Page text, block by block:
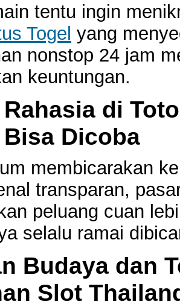
tentu ingin
Togel yang
nonstop 24 jam
keuntungan.
di
Dicoba
membicarakan
transparan,
peluang cuan
selalu ramai
Budaya dan
Slot